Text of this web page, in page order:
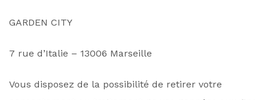
GARDEN CITY
7 rue d’Italie – 13006 Marseille
Vous disposez de la possibilité de retirer votre